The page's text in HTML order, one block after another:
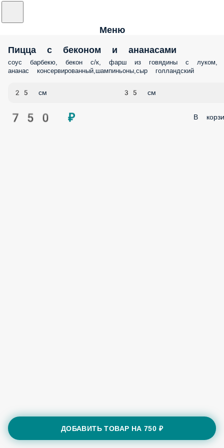
Меню
Пицца с беконом и ананасами
соус барбекю, бекон с/к, фарш из говядины с луком,
ананас консервированный,шампиньоны,сыр голландский
25 см 35 см
750 ₽ В
ДОБАВИТЬ ТОВАР НА750 ₽